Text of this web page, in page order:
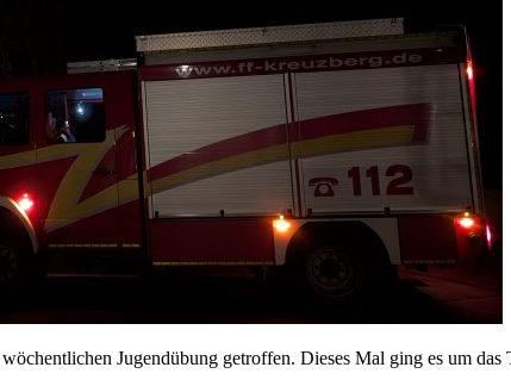
Jugendübung getroffen. Dieses Mal ging es um das